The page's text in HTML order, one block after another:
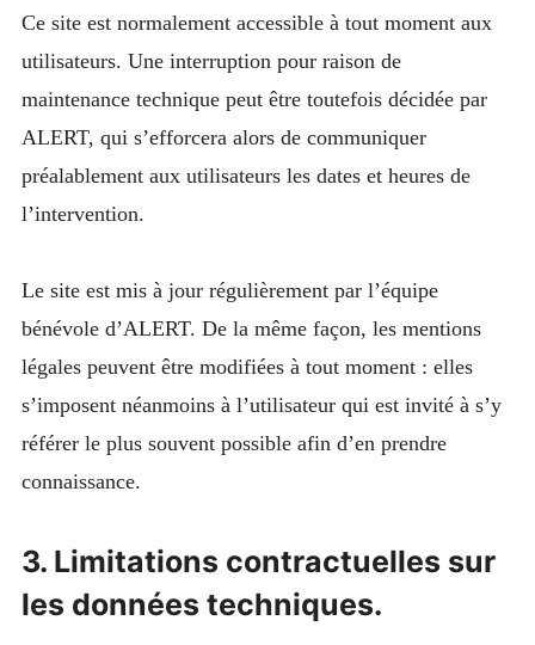
Ce site est normalement accessible à tout moment aux
utilisateurs. Une interruption pour raison de
maintenance technique peut être toutefois décidée par
ALERT, qui s’efforcera alors de communiquer
préalablement aux utilisateurs les dates et heures de
l’intervention.
Le site est mis à jour régulièrement par l’équipe
bénévole d’ALERT. De la même façon, les mentions
légales peuvent être modifiées à tout moment : elles
s’imposent néanmoins à l’utilisateur qui est invité à s’y
référer le plus souvent possible afin d’en prendre
connaissance.
3. Limitations contractuelles sur
les données techniques.